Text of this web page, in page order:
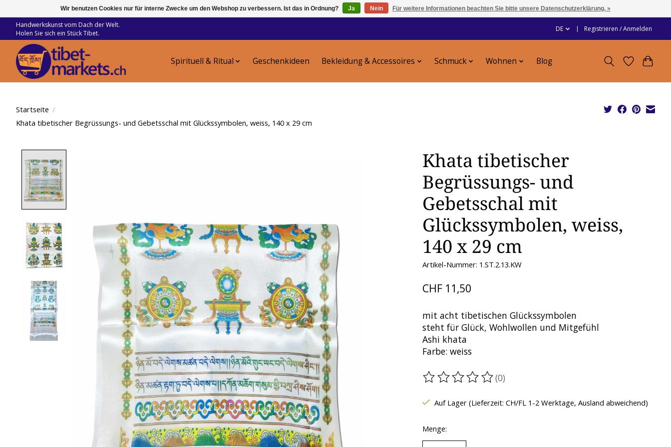
Handwerkskunst vom Dach der Welt.
Holen Sie sich ein Stück Tibet.
DE Registrieren / Anmelden
Spirituell & Ritual Geschenkideen Bekleidung & Accessoires Schmuck Wohnen Blog
Startseite /
Khata tibetischer Begrüssungs- und Gebetsschal mit Glückssymbolen, weiss, 140 x 29 cm
Khata tibetischer
Begrüssungs- und
Gebetsschal mit
Glückssymbolen, weiss,
140 x 29 cm
Artikel-Nummer: 1.ST.2.13.KW
CHF 11,50
mit acht tibetischen Glückssymbolen
steht für Glück, Wohlwollen und Mitgefühl
Ashi khata
Farbe: weiss
Die Bewertung dieses Produkts ist
(0)
Auf Lager (Lieferzeit: CH/FL 1-2 Werktage, Ausland abweichend)
Menge:
Wir benutzen Cookies nur für interne Zwecke um den Webshop zu verbessern. Ist das in Ordnung? Ja Nein Für weitere Informationen beachten Sie bitte unsere Datenschutzerklärung. »